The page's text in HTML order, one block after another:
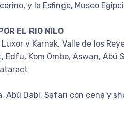
y la Esfinge, Museo
EL RIO NILO
y Karnak, Valle de los
Edfu, Kom Ombo, Aswan, Abú
Abú Dabi, Safari con cena y